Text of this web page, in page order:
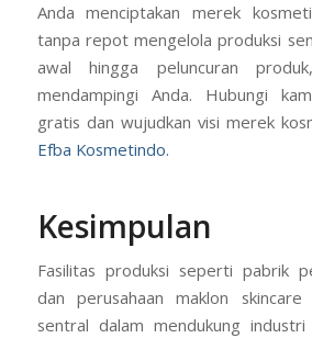
Anda menciptakan merek
tanpa repot mengelola produksi
awal hingga peluncuran
mendampingi Anda. Hubungi
gratis dan wujudkan visi merek
Efba Kosmetindo.
Kesimpulan
Fasilitas produksi seperti pabrik
dan perusahaan maklon skincare
sentral dalam mendukung